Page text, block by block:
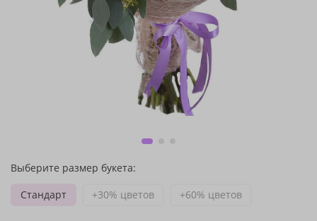
Выберите размер букета:
Стандарт
+30% цветов +60% цветов